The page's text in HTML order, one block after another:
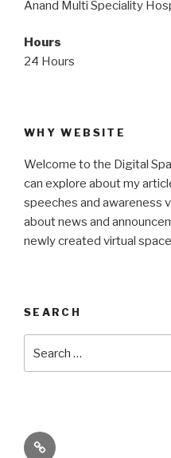
Anand Multi Speciality
Hours
24 Hours
WHY WEBSITE
Welcome to the Digital
can explore about my
speeches and awareness
about news and
newly created virtual
SEARCH
for:
Its